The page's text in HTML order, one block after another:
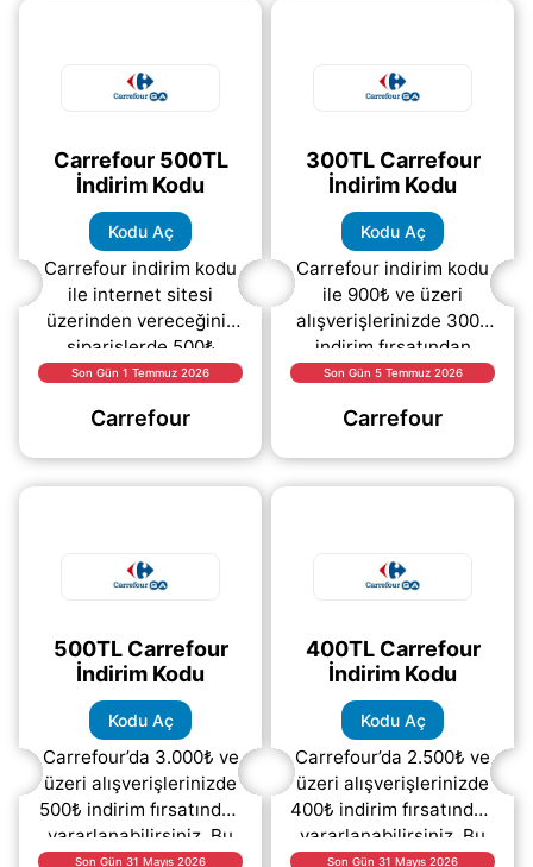
Carrefour 500TL
İndirim Kodu
Kodu Aç
Carrefour indirim kodu
ile internet sitesi
üzerinden vereceğiniz
siparişlerde 500₺
indirim fırsatından
Kampanyadan
Son Gün 1 Temmuz 2026
Carrefour
300TL Carrefour
İndirim Kodu
Kodu Aç
Carrefour indirim kodu
ile 900₺ ve üzeri
alışverişlerinizde 300₺
indirim fırsatından
yararlanabilirsiniz.
faydalanmak için kodu
Son Gün 5 Temmuz 2026
Carrefour
500TL Carrefour
İndirim Kodu
Kodu Aç
Carrefour’da 3.000₺ ve
üzeri alışverişlerinizde
500₺ indirim fırsatından
yararlanabilirsiniz. Bu
kampanya sayesinde
Son Gün 31 Mayıs 2026
400TL Carrefour
İndirim Kodu
Kodu Aç
Carrefour’da 2.500₺ ve
üzeri alışverişlerinizde
400₺ indirim fırsatından
yararlanabilirsiniz. Bu
kampanya ile
Son Gün 31 Mayıs 2026